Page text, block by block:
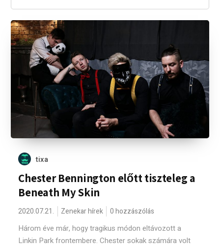
tixa
Chester Bennington előtt tiszteleg a
Beneath My Skin
2020.07.21. Zenekar hírek 0 hozzászólás
Három éve már, hogy tragikus módon eltávozott a
Linkin Park frontembere. Chester sokak számára volt